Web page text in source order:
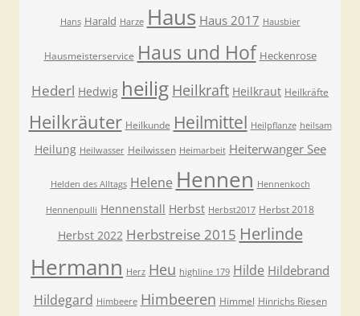
Hans Harald Harze Haus Haus 2017 Hausbier
Hausmeisterservice Haus und Hof Heckenrose
Hederl Hedwig heilig Heilkraft Heilkraut Heilkräfte
Heilkräuter Heilkunde Heilmittel Heilpflanze heilsam
Heilung Heilwasser Heilwissen Heimarbeit Heiterwanger See
Helden des Alltags Helene Hennen Hennenkoch
Hennenpulli Hennenstall Herbst Herbst2017 Herbst 2018
Herbst 2022 Herbstreise 2015 Herlinde
Hermann Herz Heu highline 179 Hilde Hildebrand
Hildegard Himbeere Himbeeren Himmel Hinrichs Riesen